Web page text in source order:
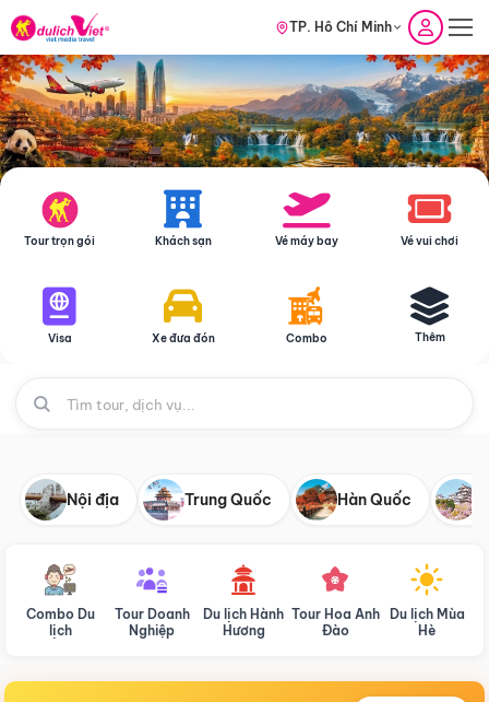
TP. Hồ Chí Minh
Tour trọn gói Khách sạn Vé máy bay Vé vui chơi
Visa Xe đưa đón Combo Thêm
Nội địa Trung Quốc Hàn Quốc
Combo Du
lịch
Tour Doanh
Nghiệp
Du lịch Hành
Hương
Tour Hoa Anh
Đào
Du lịch Mùa
Hè